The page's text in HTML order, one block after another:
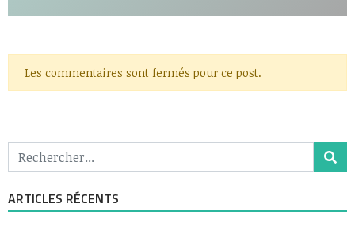
Les commentaires sont fermés pour ce post.
ARTICLES RÉCENTS